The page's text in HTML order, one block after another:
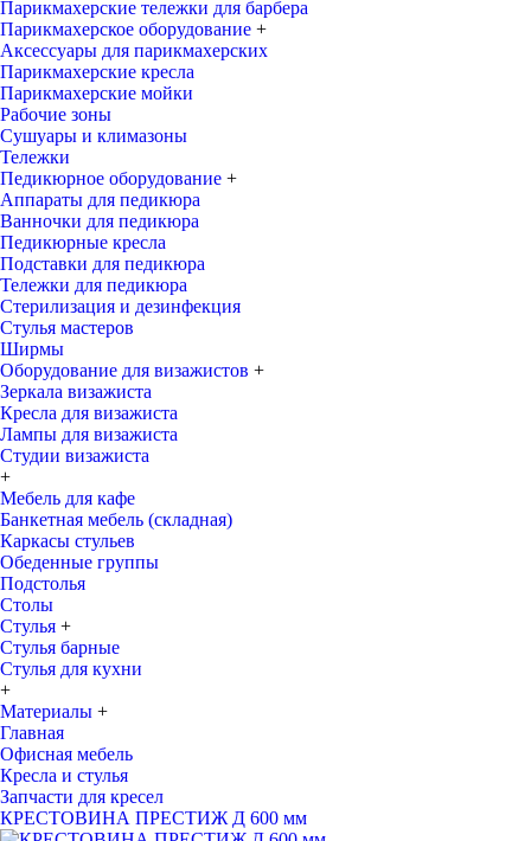
Парикмахерские тележки для барбера
Парикмахерское оборудование +
Аксессуары для парикмахерских
Парикмахерские кресла
Парикмахерские мойки
Рабочие зоны
Сушуары и климазоны
Тележки
Педикюрное оборудование +
Аппараты для педикюра
Ванночки для педикюра
Педикюрные кресла
Подставки для педикюра
Тележки для педикюра
Стерилизация и дезинфекция
Стулья мастеров
Ширмы
Оборудование для визажистов +
Зеркала визажиста
Кресла для визажиста
Лампы для визажиста
Студии визажиста
+
Мебель для кафе
Банкетная мебель (складная)
Каркасы стульев
Обеденные группы
Подстолья
Столы
Стулья +
Стулья барные
Стулья для кухни
+
Материалы +
Главная
Офисная мебель
Кресла и стулья
Запчасти для кресел
КРЕСТОВИНА ПРЕСТИЖ Д 600 мм